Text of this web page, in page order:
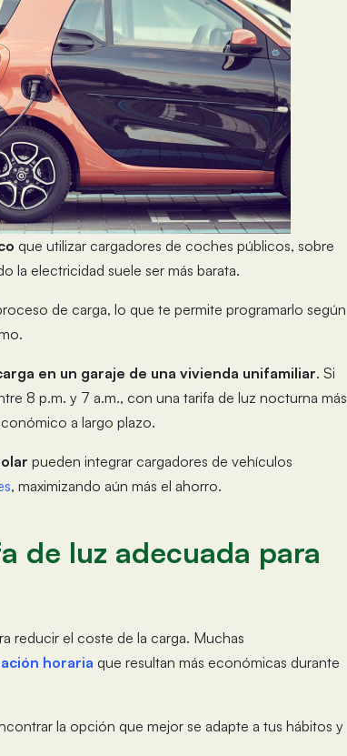
que utilizar cargadores de coches públicos, sobre
la electricidad suele ser más barata.
de carga, lo que te permite programarlo según
en un garaje de una vivienda unifamiliar. Si
8 p.m. y 7 a.m., con una tarifa de luz nocturna más
a largo plazo.
pueden integrar cargadores de vehículos
, maximizando aún más el ahorro.
de luz adecuada para
reducir el coste de la carga. Muchas
horaria que resultan más económicas durante
la opción que mejor se adapte a tus hábitos y